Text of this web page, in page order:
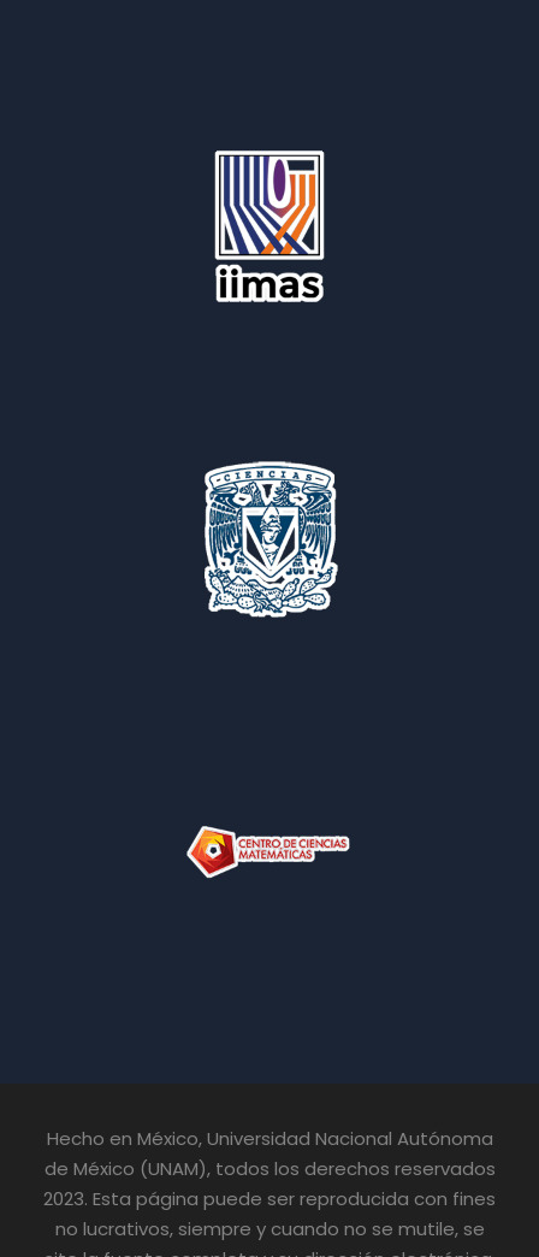
Hecho en México, Universidad Nacional Autónoma
de México (UNAM), todos los derechos reservados
2023. Esta página puede ser reproducida con fines
no lucrativos, siempre y cuando no se mutile, se